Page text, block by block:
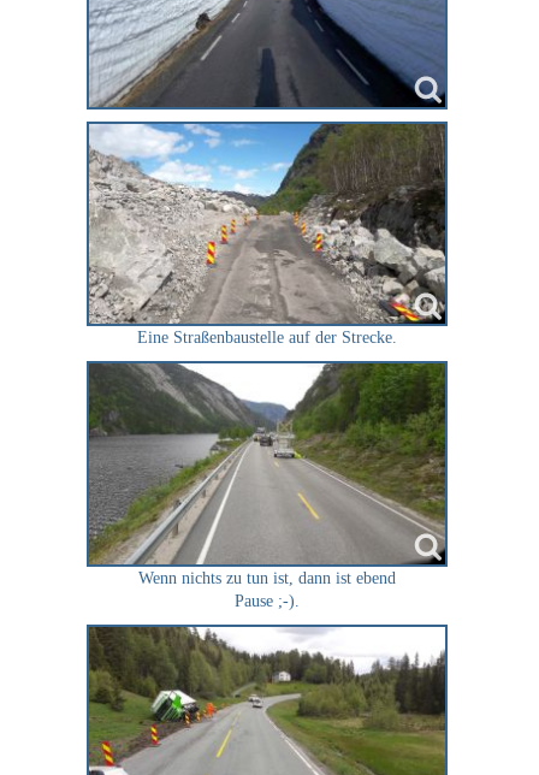
Eine Straßenbaustelle auf der Strecke.
Wenn nichts zu tun ist, dann ist ebend
Pause ;-).